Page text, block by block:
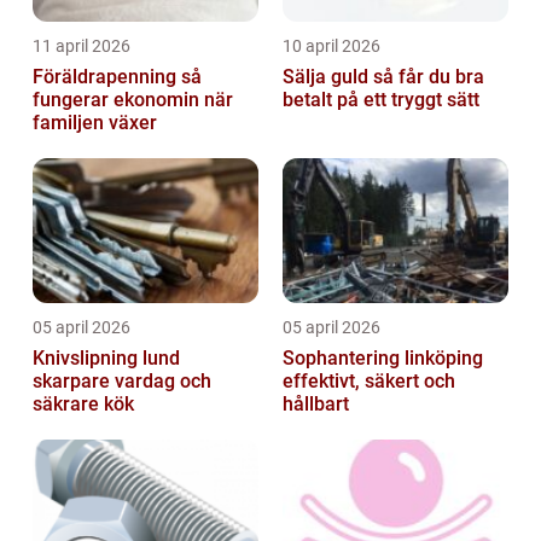
11 april 2026
Föräldrapenning så
fungerar ekonomin när
familjen växer
10 april 2026
Sälja guld så får du bra
betalt på ett tryggt sätt
05 april 2026
Knivslipning lund
skarpare vardag och
säkrare kök
05 april 2026
Sophantering linköping
effektivt, säkert och
hållbart